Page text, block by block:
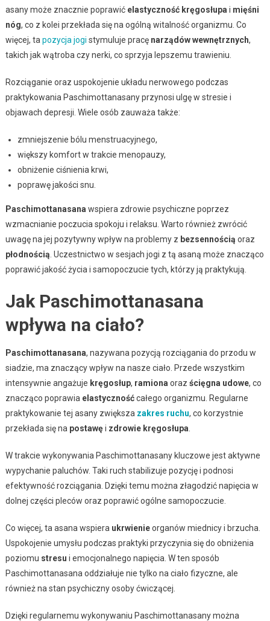
asany może znacznie poprawić elastyczność kręgosłupa i mięśni
nóg, co z kolei przekłada się na ogólną witalność organizmu. Co
więcej, ta pozycja jogi stymuluje pracę narządów wewnętrznych,
takich jak wątroba czy nerki, co sprzyja lepszemu trawieniu.
Rozciąganie oraz uspokojenie układu nerwowego podczas
praktykowania Paschimottanasany przynosi ulgę w stresie i
objawach depresji. Wiele osób zauważa także:
zmniejszenie bólu menstruacyjnego,
większy komfort w trakcie menopauzy,
obniżenie ciśnienia krwi,
poprawę jakości snu.
Paschimottanasana wspiera zdrowie psychiczne poprzez
wzmacnianie poczucia spokoju i relaksu. Warto również zwrócić
uwagę na jej pozytywny wpływ na problemy z bezsennością oraz
płodnością . Uczestnictwo w sesjach jogi z tą asaną może znacząco
poprawić jakość życia i samopoczucie tych, którzy ją praktykują.
Jak Paschimottanasana
wpływa na ciało?
Paschimottanasana, nazywana pozycją rozciągania do przodu w
siadzie, ma znaczący wpływ na nasze ciało. Przede wszystkim
intensywnie angażuje kręgosłup, ramiona oraz ścięgna udowe, co
znacząco poprawia elastycznośćcałego organizmu. Regularne
praktykowanie tej asany zwiększa zakres ruchu, co korzystnie
przekłada się na postawęi zdrowie kręgosłupa
W trakcie wykonywania Paschimottanasany kluczowe jest aktywne
wypychanie paluchów. Taki ruch stabilizuje pozycję i podnosi
efektywność rozciągania. Dzięki temu można złagodzić napięcia w
dolnej części pleców oraz poprawić ogólne samopoczucie.
Co więcej, ta asana wspiera ukrwienieorganów miednicy i brzucha.
Uspokojenie umysłu podczas praktyki przyczynia się do obniżenia
poziomu stresu i emocjonalnego napięcia. W ten sposób
Paschimottanasana oddziałuje nie tylko na ciało fizyczne, ale
również na stan psychiczny osoby ćwiczącej.
Dzięki regularnemu wykonywaniu Paschimottanasany można